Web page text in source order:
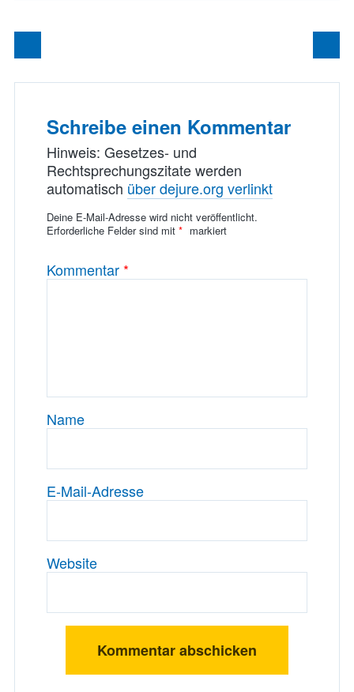
Schreibe einen Kommentar
Hinweis: Gesetzes- und
Rechtsprechungszitate werden
automatisch über dejure.org verlinkt
Deine E-Mail-Adresse wird nicht veröffentlicht.
Erforderliche Felder sind mit * markiert
Kommentar *
Name
E-Mail-Adresse
Website